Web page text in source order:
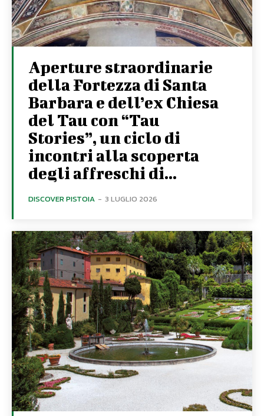
Aperture straordinarie
della Fortezza di Santa
Barbara e dell’ex Chiesa
del Tau con “Tau
Stories”, un ciclo di
incontri alla scoperta
degli affreschi di...
DISCOVER PISTOIA - 3 LUGLIO 2026